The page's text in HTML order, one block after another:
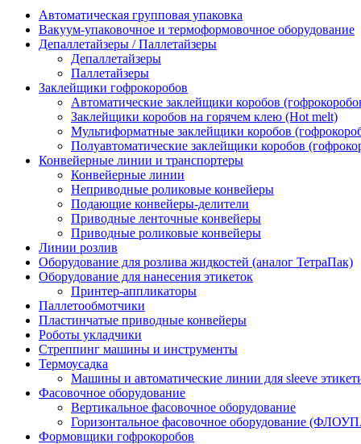
Автоматическая групповая упаковка
Вакуум-упаковочное и термоформовочное оборудование
Депаллетайзеры / Паллетайзеры
Депаллетайзеры
Паллетайзеры
Заклейщики гофрокоробов
Автоматические заклейщики коробов
Заклейщики коробов на горячем клею (Hot melt)
Мультиформатные заклейщики коробов
Полуавтоматические заклейщики коробов
Конвейерные линии и транспортеры
Конвейерные линии
Неприводные роликовые конвейеры
Подающие конвейеры-делители
Приводные ленточные конвейеры
Приводные роликовые конвейеры
Линии розлив
Оборудование для розлива жидкостей (аналог ТетраПак)
Оборудование для нанесения этикеток
Принтер-аппликаторы
Паллетообмотчики
Пластинчатые приводные конвейеры
Роботы укладчики
Стреппинг машины и инструменты
Термоусадка
Машины и автоматические линии для sleeve
Фасовочное оборудование
Вертикальное фасовочное оборудование
Горизонтальное фасовочное оборудование
Формовщики гофрокоробов